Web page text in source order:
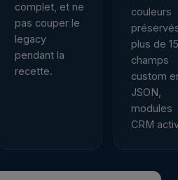
complet, et ne
pas couper le
legacy
pendant la
recette.
couleurs
plus de 15
champs
custom
JSON,
modules
CRM